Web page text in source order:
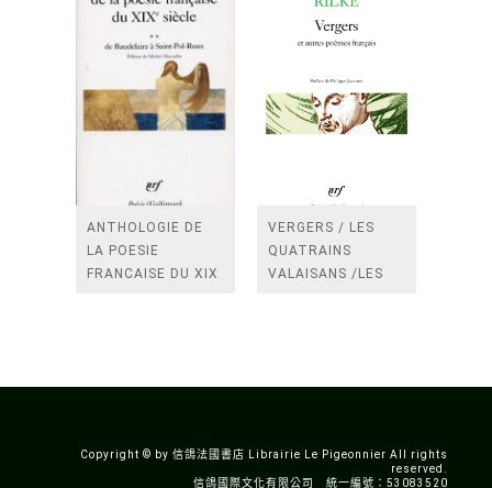
ANTHOLOGIE DE
LA POESIE
FRANCAISE DU XIX
VERGERS / LES
QUATRAINS
VALAISANS /LES
Copyright © by 信鴿法國書店 Librairie Le Pigeonnier All rights
reserved.
信鴿國際文化有限公司 統一編號：53083520